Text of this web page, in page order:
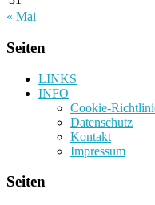
« Mai
Seiten
LINKS
INFO
Cookie-
Datenschutz
Kontakt
Impressum
Seiten